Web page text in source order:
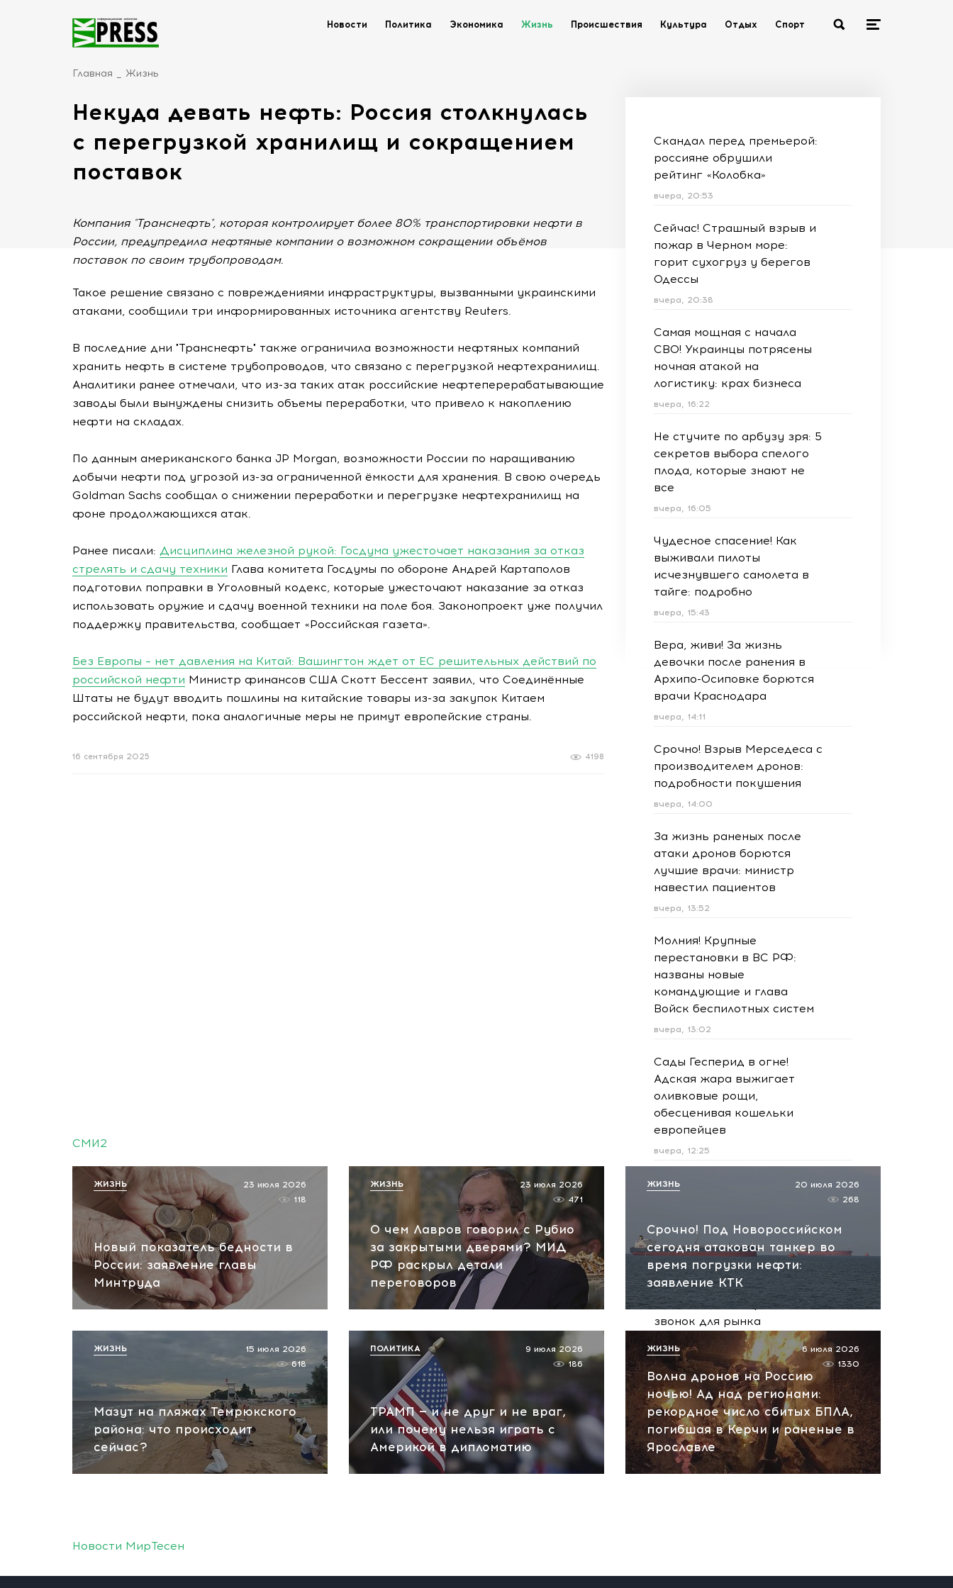
Новости Политика Экономика Жизнь Происшествия Культура Отдых Спорт
Главная Жизнь
Некуда девать нефть: Россия столкнулась
с перегрузкой хранилищ и сокращением
поставок
Компания "Транснефть", которая контролирует более 80% транспортировки нефти в
России, предупредила нефтяные компании о возможном сокращении объёмов
поставок по своим трубопроводам.
Такое решение связано с повреждениями инфраструктуры, вызванными украинскими
атаками, сообщили три информированных источника агентству Reuters.
В последние дни "Транснефть" также ограничила возможности нефтяных компаний
хранить нефть в системе трубопроводов, что связано с перегрузкой нефтехранилищ.
Аналитики ранее отмечали, что из-за таких атак российские нефтеперерабатывающие
заводы были вынуждены снизить объемы переработки, что привело к накоплению
нефти на складах.
По данным американского банка JP Morgan, возможности России по наращиванию
добычи нефти под угрозой из-за ограниченной ёмкости для хранения. В свою очередь
Goldman Sachs сообщал о снижении переработки и перегрузке нефтехранилищ на
фоне продолжающихся атак.
Ранее писали: Дисциплина железной рукой: Госдума ужесточает наказания за отказ
стрелять и сдачу техники Глава комитета Госдумы по обороне Андрей Картаполов
подготовил поправки в Уголовный кодекс, которые ужесточают наказание за отказ
использовать оружие и сдачу военной техники на поле боя. Законопроект уже получил
поддержку правительства, сообщает «Российская газета».
Без Европы – нет давления на Китай: Вашингтон ждет от ЕС решительных действий по
российской нефти Министр финансов США Скотт Бессент заявил, что Соединённые
Штаты не будут вводить пошлины на китайские товары из-за закупок Китаем
российской нефти, пока аналогичные меры не примут европейские страны.
4198
16 сентября 2025
Скандал перед премьерой:
россияне обрушили
рейтинг «Колобка»
вчера, 20:53
Сейчас! Страшный взрыв и
пожар в Черном море:
горит сухогруз у берегов
Одессы
вчера, 20:38
Самая мощная с начала
СВО! Украинцы потрясены
ночная атакой на
логистику: крах бизнеса
вчера, 16:22
Не стучите по арбузу зря: 5
секретов выбора спелого
плода, которые знают не
все
вчера, 16:05
Чудесное спасение! Как
выживали пилоты
исчезнувшего самолета в
тайге: подробно
вчера, 15:43
Вера, живи! За жизнь
девочки после ранения в
Архипо-Осиповке борются
врачи Краснодара
вчера, 14:11
Срочно! Взрыв Мерседеса с
производителем дронов:
подробности покушения
вчера, 14:00
За жизнь раненых после
атаки дронов борются
лучшие врачи: министр
навестил пациентов
вчера, 13:52
Молния! Крупные
перестановки в ВС РФ:
названы новые
командующие и глава
Войск беспилотных систем
вчера, 13:02
Сады Гесперид в огне!
Адская жара выжигает
оливковые рощи,
обесценивая кошельки
европейцев
вчера, 12:25
Туман, болезнь и опасная
в горах Сочи
вчера, 12:16
Не только кофе: скачок
какао на 27% и тревожный
звонок для рынка
СМИ2
Новый показатель бедности в
России: заявление главы
Минтруда
23 июля 2026
118
ЖИЗНЬ
О чем Лавров говорил с Рубио
за закрытыми дверями? МИД
РФ раскрыл детали
переговоров
23 июля 2026
471
ЖИЗНЬ
Срочно! Под Новороссийском
сегодня атакован танкер во
время погрузки нефти:
заявление КТК
20 июля 2026
268
ЖИЗНЬ
Мазут на пляжах Темрюкского
района: что происходит
сейчас?
15 июля 2026
618
ЖИЗНЬ
ТРАМП — и не друг и не враг,
или почему нельзя играть с
Америкой в дипломатию
9 июля 2026
186
ПОЛИТИКА
Волна дронов на Россию
ночью! Ад над регионами:
рекордное число сбитых БПЛА,
погибшая в Керчи и раненые в
Ярославле
6 июля 2026
1330
ЖИЗНЬ
Новости МирТесен